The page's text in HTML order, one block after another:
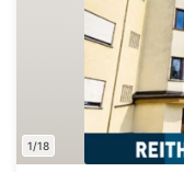
1/18